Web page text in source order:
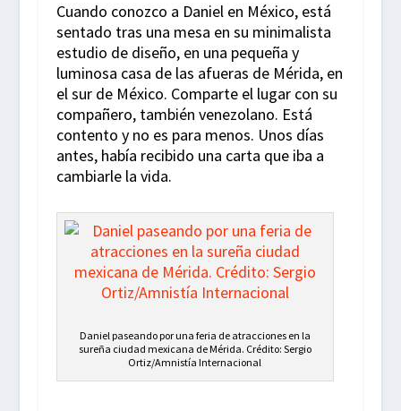
Cuando conozco a Daniel en México, está
sentado tras una mesa en su minimalista
estudio de diseño, en una pequeña y
luminosa casa de las afueras de Mérida, en
el sur de México. Comparte el lugar con su
compañero, también venezolano. Está
contento y no es para menos. Unos días
antes, había recibido una carta que iba a
cambiarle la vida.
Daniel paseando por una feria de atracciones en la
sureña ciudad mexicana de Mérida. Crédito: Sergio
Ortiz/Amnistía Internacional